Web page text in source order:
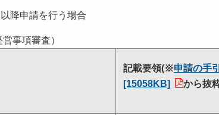
降申請を行う場合
事項審査）
記載要領(※申請の手引
[15058KB]
から抜